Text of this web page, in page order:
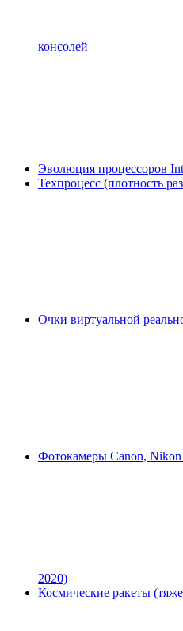
консолей
Эволюция процессоров
Техпроцесс (плотность
Очки виртуальной
Фотокамеры Canon,
2020)
Космические ракеты